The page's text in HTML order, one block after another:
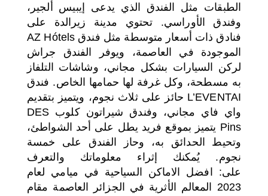
الطبقات مثل الفندق الذي يدعى إيبيس ألجير،
وفندق الأوراسي. تحتوي مدينة زيرالدة على
فنادق ذات أسعار متوسطة مثل فندق AZ Hótels
الموجودة في العاصمة، ويوفر الفندق جراش
لركن السيارات بشكل مجاني، وشاشات التلفاز
به مسطحة، وكل غرفة لها حمامها الخاص. فندق
L’EVENTAI حائز على ثلاث نجوم، ويتميز بتقديم
واي فاي مجاني، وفندق شيراتون كلوب DES
Pins يتميز بموقع فريد يطل على أحد الشواطئ،
وتحيط الحدائق به، وحاز الفندق على خمسة
نجوم. يُمكنك إثراء معلوماتك والتعرف
على: افضل الاماكن السياحية في ميامي لعام
2023 المعالم الأثرية في الجزائر العاصمة مقام